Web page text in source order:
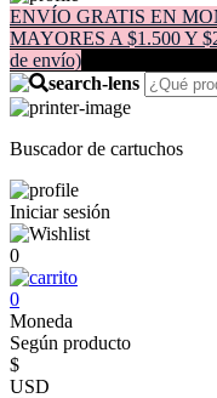
ENVÍO GRATIS EN
MAYORES A $1.500 Y
de envío)
Buscador de cartuchos
Iniciar sesión
0
0
Moneda
Según producto
$
USD